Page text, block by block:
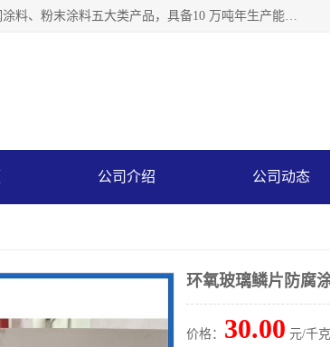
江苏兰陵化工集团有限公司主要生产防腐涂料、建筑涂料、船舶涂料、彩钢涂料、粉末涂料五大类产品，具备10 万吨年生产能力，可以提供优质精良的涂装施工服务，产品广销全国各地，大量出口亚非欧及拉美等国家。
公司介绍 公司动态
环氧玻璃鳞片防腐
价格： 30.00 元/千